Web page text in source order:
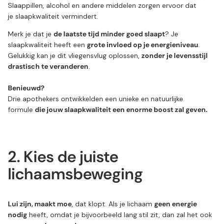
Slaappillen, alcohol en andere middelen zorgen ervoor dat
je slaapkwaliteit vermindert.
Merk je dat je de laatste tijd minder goed slaapt? Je
slaapkwaliteit heeft een grote invloed op je energieniveau.
Gelukkig kan je dit vliegensvlug oplossen, zonder je levensstijl
drastisch te veranderen.
Benieuwd?
Drie apothekers ontwikkelden een unieke en natuurlijke
formule die jouw slaapkwaliteit een enorme boost zal geven.
2. Kies de juiste
lichaamsbeweging
Lui zijn, maakt moe, dat klopt. Als je lichaam geen energie
nodig heeft, omdat je bijvoorbeeld lang stil zit, dan zal het ook